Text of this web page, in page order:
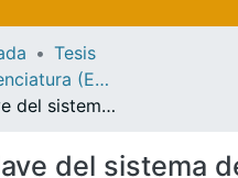
Inicio
& Collections
Tesis
Tesis de Licenciatura (Ensenada)
Actores clave del sistema de gobernanza de la pesquería de huachinango (Lutjanus campechanus) que participa en un proyecto de mejora pesquera en la sonda de Campeche, México
del sistema